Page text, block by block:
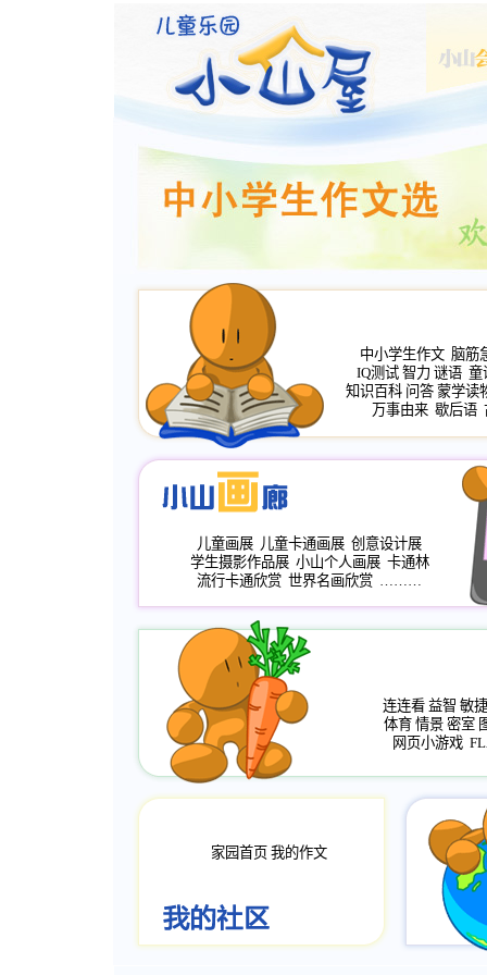
中小学生作文 脑筋
IQ测试 智力 谜语 童
知识百科 问答 蒙学读
万事由来 歇后语
儿童画展 儿童卡通画展 创意设计展
学生摄影作品展 小山个人画展 卡通林
流行卡通欣赏 世界名画欣赏 ………
连连看 益智 敏捷
体育 情景 密室
网页小游戏
家园首页 我的作文